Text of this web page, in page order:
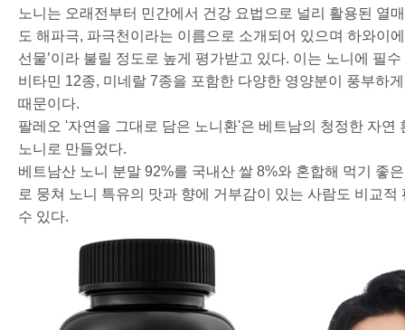
노니는 오래전부터 민간에서 건강 요법으로 널리 활용된 열
도 해파극, 파극천이라는 이름으로 소개되어 있으며 하와이
선물’이라 불릴 정도로 높게 평가받고 있다. 이는 노니에 필
비타민 12종, 미네랄 7종을 포함한 다양한 영양분이 풍부하
때문이다.
팔레오 '자연을 그대로 담은 노니환'은 베트남의 청정한 자연
노니로 만들었다.
베트남산 노니 분말 92%를 국내산 쌀 8%와 혼합해 먹기 좋
로 뭉쳐 노니 특유의 맛과 향에 거부감이 있는 사람도 비교적
수 있다.